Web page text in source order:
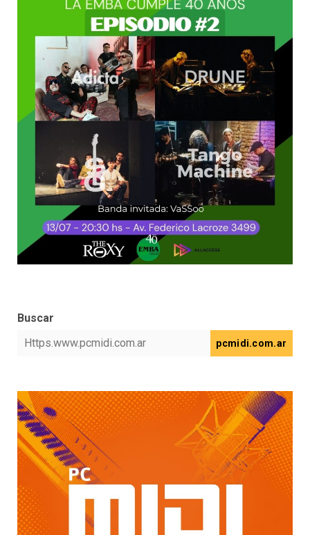
Buscar
pcmidi.com.ar